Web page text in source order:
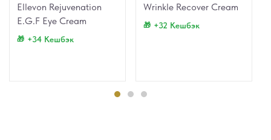
Ellevon Rejuvenation
E.G.F Eye Cream
+34 Кешбэк
Wrinkle Recover Cream
+32 Кешбэк